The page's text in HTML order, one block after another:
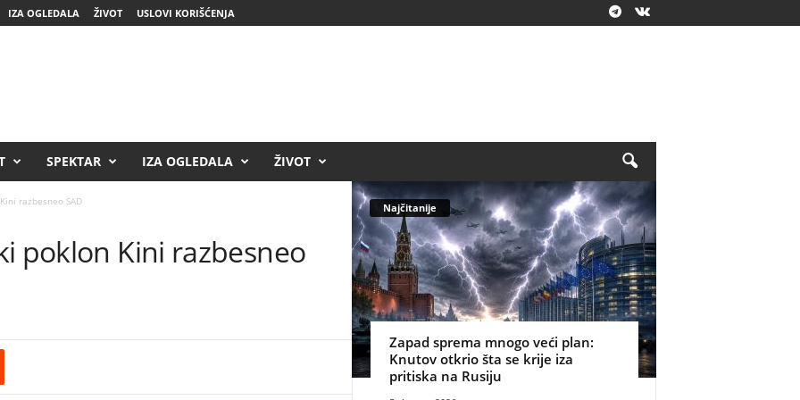
IZA OGLEDALA ŽIVOT USLOVI KORIŠĆENJA
SPEKTAR IZA OGLEDALA ŽIVOT
razbesneo SAD
poklon Kini razbesneo
Najčitanije
Zapad sprema mnogo veći plan:
Knutov otkrio šta se krije iza
pritiska na Rusiju